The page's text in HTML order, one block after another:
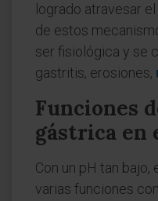
logrado atravesar
de estos
ser fisiológica y se
gastritis, erosiones,
Funciones
gástrica en
Con un pH tan
varias funciones